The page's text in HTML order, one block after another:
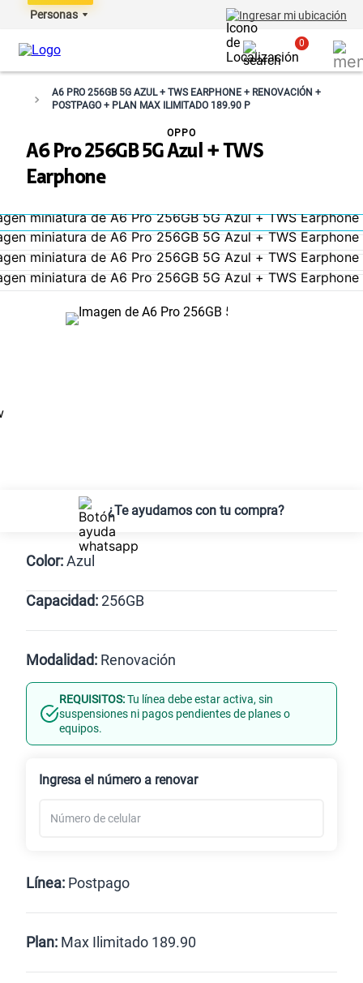
Personas Ingresar mi ubicación
0
A6 PRO 256GB 5G AZUL + TWS EARPHONE + RENOVACIÓN +
POSTPAGO + PLAN MAX ILIMITADO 189.90 P
A6 Pro 256GB 5G Azul + TWS
Earphone
OPPO
¿Te ayudamos con tu compra?
Color:Azul
Azul
Capacidad:256GB
256GB
Modalidad: Renovación
Línea Nueva Portabilidad
REQUISITOS:Tu línea debe estar activa, sin
suspensiones ni pagos pendientes de planes o
equipos.
Ingresa el número a renovar
Línea: Postpago
Postpago
Plan: Max Ilimitado 189.90